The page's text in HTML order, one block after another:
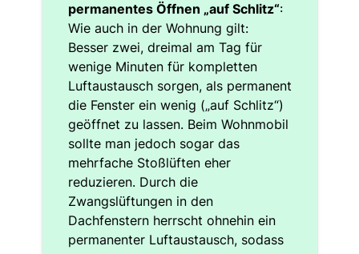
permanentes Öffnen „auf Schlitz“:
Wie auch in der Wohnung gilt:
Besser zwei, dreimal am Tag für
wenige Minuten für kompletten
Luftaustausch sorgen, als permanent
die Fenster ein wenig („auf Schlitz“)
geöffnet zu lassen. Beim Wohnmobil
sollte man jedoch sogar das
mehrfache Stoßlüften eher
reduzieren. Durch die
Zwangslüftungen in den
Dachfenstern herrscht ohnehin ein
permanenter Luftaustausch, sodass